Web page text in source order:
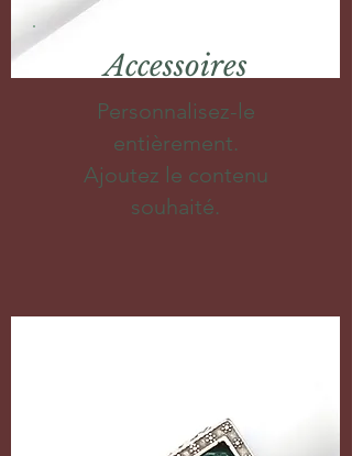
Accessoires
Personnalisez-le
entièrement.
Ajoutez le contenu
souhaité.